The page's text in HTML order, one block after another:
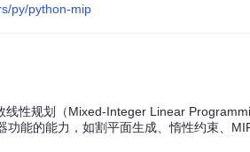
py/python-mip
线性规划（Mixed-Integer Linear
功能的能力，如割平面生成、惰性约束、